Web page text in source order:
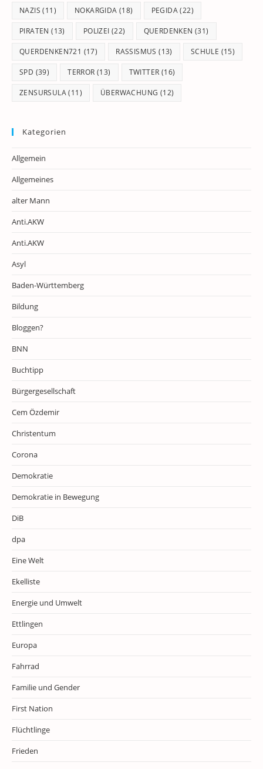
NAZIS (11) NOKARGIDA (18) PEGIDA(22)
PIRATEN (13) POLIZEI (22) QUERDENKEN (31)
QUERDENKEN721 (17) RASSISMUS (13) SCHULE (15)
SPD (39) TERROR (13) TWITTER (16)
ZENSURSULA(11) ÜBERWACHUNG (12)
Kategorien
Allgemein
Allgemeines
alter Mann
Anti.AKW
Anti.AKW
Asyl
Baden-Württemberg
Bildung
Bloggen?
BNN
Buchtipp
Bürgergesellschaft
Cem Özdemir
Christentum
Corona
Demokratie
Demokratie in Bewegung
DiB
dpa
Eine Welt
Ekelliste
Energie und Umwelt
Ettlingen
Europa
Fahrrad
Familie und Gender
First Nation
Flüchtlinge
Frieden